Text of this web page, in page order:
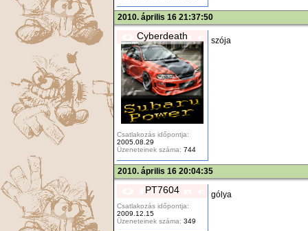
2010. április 16 21:37:50
Cyberdeath
Csatlakozás időpontja:
2005.08.29
Üzeneteinek száma: 744
szója
2010. április 16 20:04:35
PT7604
Csatlakozás időpontja:
2009.12.15
Üzeneteinek száma: 349
gólya